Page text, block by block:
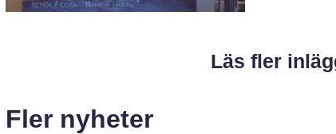
Läs fler
Fler nyheter